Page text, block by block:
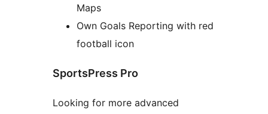
Maps
Own Goals Reporting with red
football icon
SportsPress Pro
Looking for more advanced